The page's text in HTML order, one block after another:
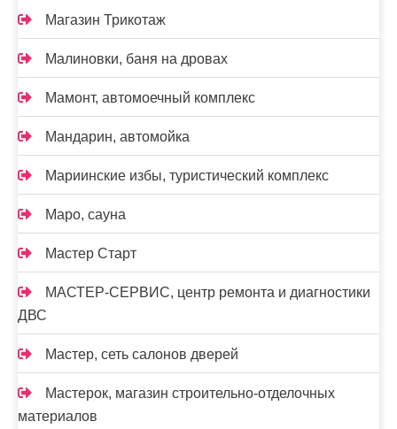
Магазин Трикотаж
Малиновки, баня на дровах
Мамонт, автомоечный комплекс
Мандарин, автомойка
Мариинские избы, туристический комплекс
Маро, сауна
Мастер Старт
МАСТЕР-СЕРВИС, центр ремонта и диагностики
ДВС
Мастер, сеть салонов дверей
Мастерок, магазин строительно-отделочных
материалов